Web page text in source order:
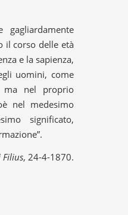
gagliardamente
il corso delle età
e la sapienza,
uomini, come
ma nel proprio
nel medesimo
significato,
Filius, 24-4-1870.